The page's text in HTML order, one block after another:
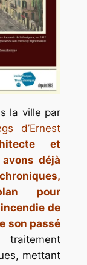
la ville par
d’Ernest
et
déjà
pour
de
son passé
mettant